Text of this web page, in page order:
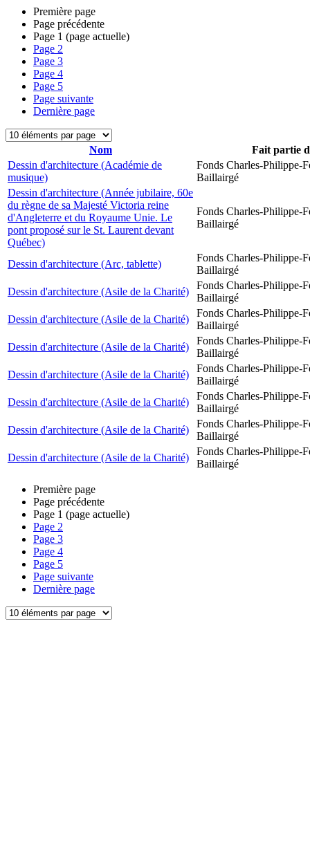
Première page
Page précédente
Page 1 (page actuelle)
Page 2
Page 3
Page 4
Page 5
Page suivante
Dernière page
Nom
Fait partie
Dessin d'architecture (Académie de
musique)
Fonds Charles-Philippe-
Baillairgé
Dessin d'architecture (Année jubilaire, 60e
du règne de sa Majesté Victoria reine
d'Angleterre et du Royaume Unie. Le
pont proposé sur le St. Laurent devant
Québec)
Fonds Charles-Philippe-
Baillairgé
Dessin d'architecture (Arc, tablette)
Fonds Charles-Philippe-
Baillairgé
Dessin d'architecture (Asile de la Charité)
Fonds Charles-Philippe-
Baillairgé
Dessin d'architecture (Asile de la Charité)
Fonds Charles-Philippe-
Baillairgé
Dessin d'architecture (Asile de la Charité)
Fonds Charles-Philippe-
Baillairgé
Dessin d'architecture (Asile de la Charité)
Fonds Charles-Philippe-
Baillairgé
Dessin d'architecture (Asile de la Charité)
Fonds Charles-Philippe-
Baillairgé
Dessin d'architecture (Asile de la Charité)
Fonds Charles-Philippe-
Baillairgé
Dessin d'architecture (Asile de la Charité)
Fonds Charles-Philippe-
Baillairgé
Première page
Page précédente
Page 1 (page actuelle)
Page 2
Page 3
Page 4
Page 5
Page suivante
Dernière page